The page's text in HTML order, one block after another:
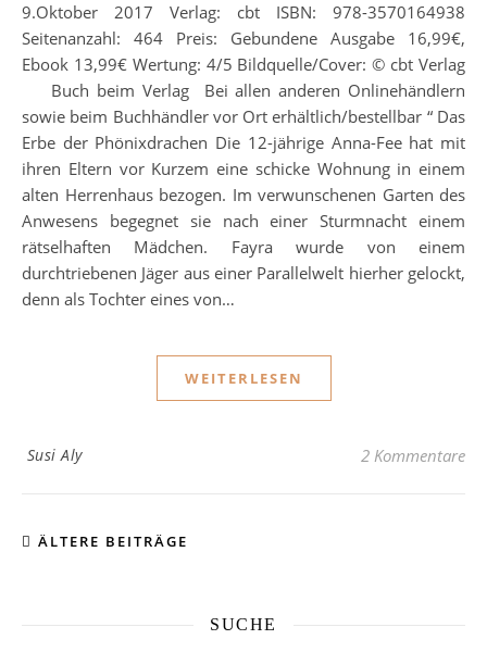
9.Oktober 2017 Verlag: cbt ISBN: 978-3570164938
Seitenanzahl: 464 Preis: Gebundene Ausgabe 16,99€,
Ebook 13,99€ Wertung: 4/5 Bildquelle/Cover: © cbt Verlag
Buch beim Verlag Bei allen anderen Onlinehändlern
sowie beim Buchhändler vor Ort erhältlich/bestellbar “ Das
Erbe der Phönixdrachen Die 12-jährige Anna-Fee hat mit
ihren Eltern vor Kurzem eine schicke Wohnung in einem
alten Herrenhaus bezogen. Im verwunschenen Garten des
Anwesens begegnet sie nach einer Sturmnacht einem
rätselhaften Mädchen. Fayra wurde von einem
durchtriebenen Jäger aus einer Parallelwelt hierher gelockt,
denn als Tochter eines von…
WEITERLESEN
Susi Aly 2 Kommentare
ÄLTERE BEITRÄGE
SUCHE